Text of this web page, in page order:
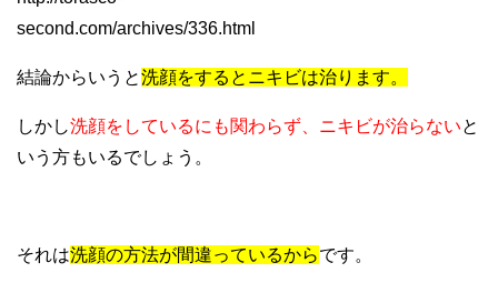
second.com/archives/336.html
結論からいうと洗顔をするとニキビは治ります。
しかし洗顔をしているにも関わらず、ニキビが治らないと
いう方もいるでしょう。
それは洗顔の方法が間違っているからです。